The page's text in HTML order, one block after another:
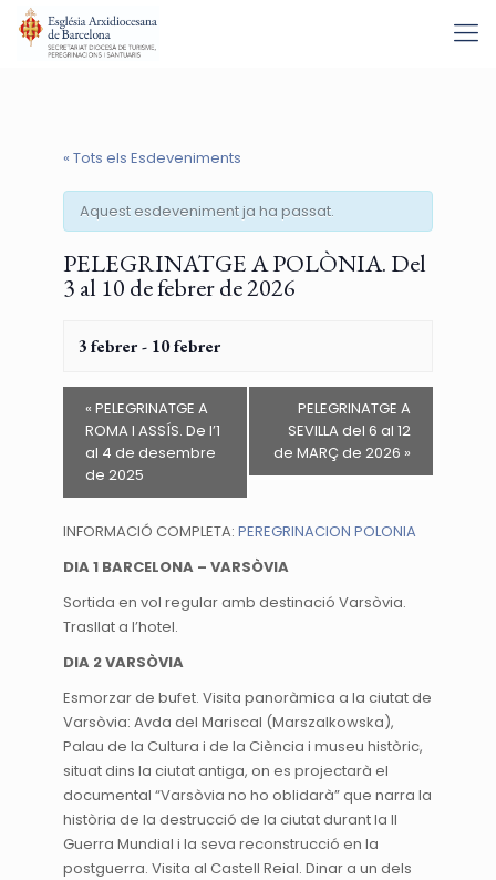
« Tots els Esdeveniments
Aquest esdeveniment ja ha passat.
PELEGRINATGE A POLÒNIA. Del
3 al 10 de febrer de 2026
3 febrer- 10 febrer
« PELEGRINATGE A
ROMA I ASSÍS. De l’1
al 4 de desembre
de 2025
PELEGRINATGE A
SEVILLA del 6 al 12
de MARÇ de 2026 »
INFORMACIÓ COMPLETA: PEREGRINACION POLONIA
DIA 1 BARCELONA – VARSÒVIA
Sortida en vol regular amb destinació Varsòvia.
Trasllat a l’hotel.
DIA 2 VARSÒVIA
Esmorzar de bufet. Visita panoràmica a la ciutat de
Varsòvia: Avda del Mariscal (Marszalkowska),
Palau de la Cultura i de la Ciència i museu històric,
situat dins la ciutat antiga, on es projectarà el
documental “Varsòvia no ho oblidarà” que narra la
història de la destrucció de la ciutat durant la II
Guerra Mundial i la seva reconstrucció en la
postguerra. Visita al Castell Reial. Dinar a un dels